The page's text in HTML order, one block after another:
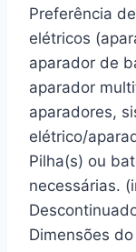
Preferência
elétricos
aparador de
aparador
aparadores,
elétrico/
Pilha(s) ou bateria(s): ‏ : ‎ 1
necessárias.
Dimensões do produto ‏ : ‎ 14